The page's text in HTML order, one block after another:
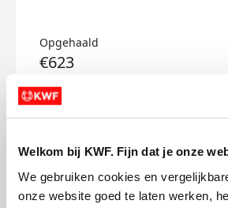
Welkom bij KWF. Fijn dat je onze
We gebruiken cookies en
onze website goed te laten werken,
Opgehaald
€623
Doneer
Lara's